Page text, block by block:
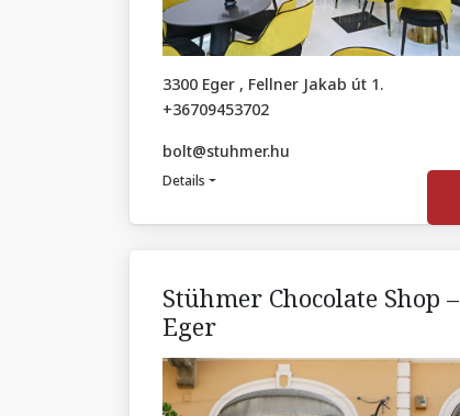
3300 Eger , Fellner Jakab út 1.
+36709453702
bolt@stuhmer.hu
Details
Stühmer Chocolate Shop –
Eger